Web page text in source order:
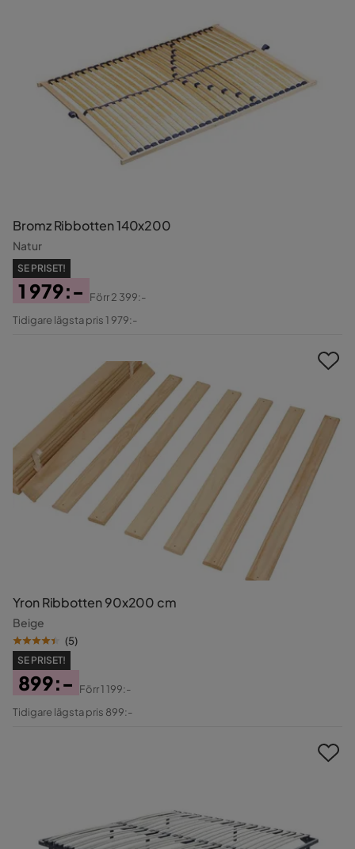
Bromz Ribbotten 140x200
Natur
SE PRISET!
Pris
1 979:-
Original
Förr2 399:-
Tidigare lägsta pris 1 979:-
Yron Ribbotten 90x200 cm
Beige
(5)
SE PRISET!
Pris
899:-
Original
Förr1 199:-
Tidigare lägsta pris 899:-